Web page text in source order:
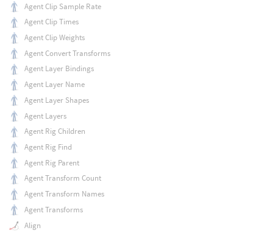
Agent Clip Sample Rate
Agent Clip Times
Agent Clip Weights
Agent Convert Transforms
Agent Layer Bindings
Agent Layer Name
Agent Layer Shapes
Agent Layers
Agent Rig Children
Agent Rig Find
Agent Rig Parent
Agent Transform Count
Agent Transform Names
Agent Transforms
Align